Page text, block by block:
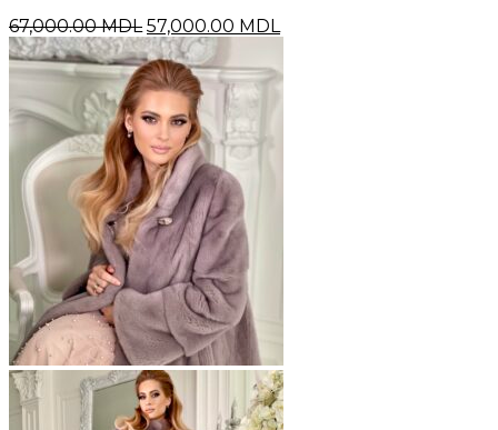
67,000.00MDL Первоначальная
цена
составляла
67,000.00 MDL.
57,000.00 MDL